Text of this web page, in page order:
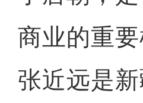
商业的重
张近远是